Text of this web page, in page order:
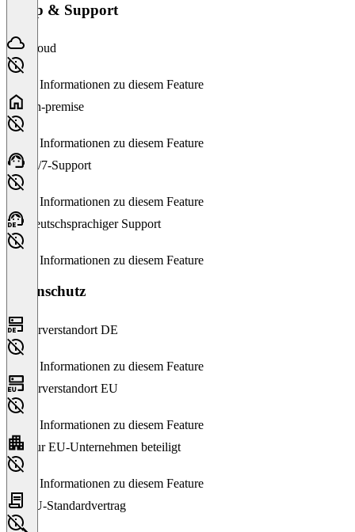
Setup & Support
Cloud
Keine Informationen zu diesem Feature
On-premise
Keine Informationen zu diesem Feature
24/7-Support
Keine Informationen zu diesem Feature
Deutschsprachiger Support
Keine Informationen zu diesem Feature
Datenschutz
Serverstandort DE
Keine Informationen zu diesem Feature
Serverstandort EU
Keine Informationen zu diesem Feature
Nur EU-Unternehmen beteiligt
Keine Informationen zu diesem Feature
EU-Standardvertrag